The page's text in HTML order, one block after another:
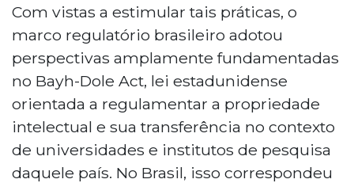
Com vistas a estimular tais práticas, o
marco regulatório brasileiro adotou
perspectivas amplamente fundamentadas
no Bayh-Dole Act, lei estadunidense
orientada a regulamentar a propriedade
intelectual e sua transferência no contexto
de universidades e institutos de pesquisa
daquele país. No Brasil, isso correspondeu